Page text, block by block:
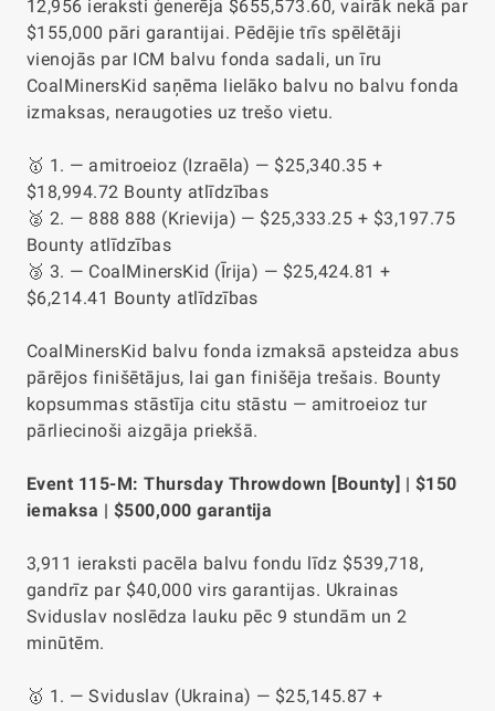
12,956 ieraksti ģenerēja $655,573.60, vairāk nekā par
$155,000 pāri garantijai. Pēdējie trīs spēlētāji
vienojās par ICM balvu fonda sadali, un īru
CoalMinersKid saņēma lielāko balvu no balvu fonda
izmaksas, neraugoties uz trešo vietu.
🥇 1. — amitroeioz (Izraēla) — $25,340.35 +
$18,994.72 Bounty atlīdzības
🥈 2. — 888 888 (Krievija) — $25,333.25 + $3,197.75
Bounty atlīdzības
🥉 3. — CoalMinersKid (Īrija) — $25,424.81 +
$6,214.41 Bounty atlīdzības
CoalMinersKid balvu fonda izmaksā apsteidza abus
pārējos finišētājus, lai gan finišēja trešais. Bounty
kopsummas stāstīja citu stāstu — amitroeioz tur
pārliecinoši aizgāja priekšā.
Event 115-M: Thursday Throwdown [Bounty] | $150
iemaksa | $500,000 garantija
3,911 ieraksti pacēla balvu fondu līdz $539,718,
gandrīz par $40,000 virs garantijas. Ukrainas
Sviduslav noslēdza lauku pēc 9 stundām un 2
minūtēm.
🥇 1. — Sviduslav (Ukraina) — $25,145.87 +